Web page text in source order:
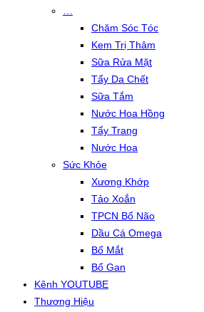
Chăm Sóc Tóc
Kem Trị Thâm
Sữa Rửa Mặt
Tẩy Da Chết
Sữa Tắm
Nước Hoa Hồng
Tẩy Trang
Nước Hoa
Sức Khỏe
Xương Khớp
Tảo Xoắn
TPCN Bổ Não
Dầu Cá Omega
Bổ Mắt
Bổ Gan
Kênh YOUTUBE
Thương Hiệu